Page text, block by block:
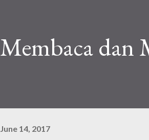
Membaca dan
June 14, 2017